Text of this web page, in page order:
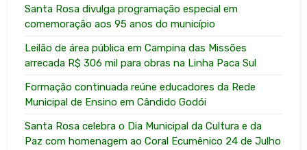
Santa Rosa divulga programação especial em
comemoração aos 95 anos do município
Leilão de área pública em Campina das Missões
arrecada R$ 306 mil para obras na Linha Paca Sul
Formação continuada reúne educadores da Rede
Municipal de Ensino em Cândido Godói
Santa Rosa celebra o Dia Municipal da Cultura e da
Paz com homenagem ao Coral Ecumênico 24 de Julho